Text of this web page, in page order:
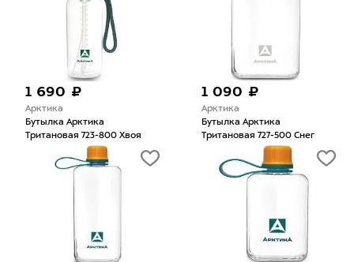
1 690 ₽
Арктика
Бутылка Арктика
Тритановая 723-800 Хвоя
1 090 ₽
Арктика
Бутылка Арктика
Тритановая 727-500 Cнег